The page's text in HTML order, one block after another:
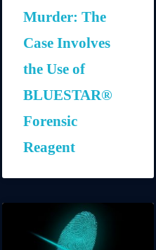
Murder: The
Case Involves
the Use of
BLUESTAR®
Forensic
Reagent